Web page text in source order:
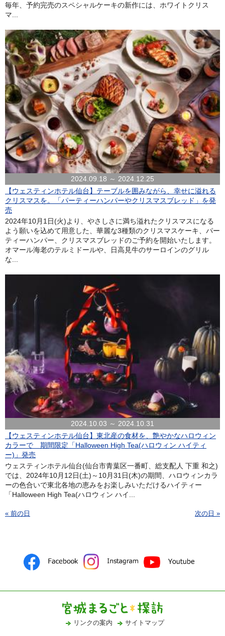
毎年、予約完売のスペシャルケーキの新作には、ホワイトクリス
マ...
2024.09.18 ～ 2024.12.25
【ウェスティンホテル仙台】テーブルを囲みながら、幸せに溢れる
クリスマスを。「パーティーハンパーやクリスマスブレッド」を発
売
2024年10月1日(火)より、やさしさに満ち溢れたクリスマスになる
よう願いを込めて用意した、華麗な3種類のクリスマスケーキ、パー
ティーハンパー、クリスマスブレッドのご予約を開始いたします。
オマール海老のテルミドールや、日高見牛のサーロインのグリル
な...
2024.10.03 ～ 2024.10.31
【ウェスティンホテル仙台】東北産の食材を、艶やかなハロウィン
カラーで 期間限定「Halloween High Tea(ハロウィン ハイティ
ー)」発売
ウェスティンホテル仙台(仙台市青葉区一番町、総支配人 下重 和之)
では、2024年10月12日(土)～10月31日(木)の期間、ハロウィンカラ
ーの色合いで東北各地の恵みをお楽しみいただけるハイティー
「Halloween High Tea(ハロウィン ハイ...
« 前の日 次の日 »
リンクの案内 サイトマップ